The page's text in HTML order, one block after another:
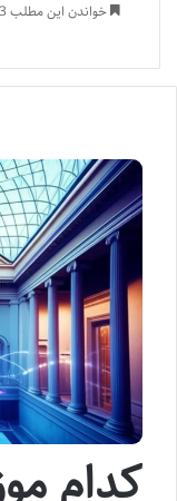
خواندن این مطلب 13 دقیقه زمان میبرد
کدام